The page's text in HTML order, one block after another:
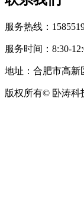
服务热线：
服务时间：8:30-
地址：合肥市高新
版权所有© 卧涛科